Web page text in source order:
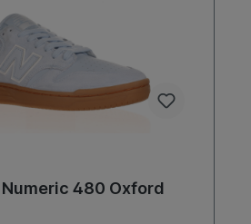
480 Oxford